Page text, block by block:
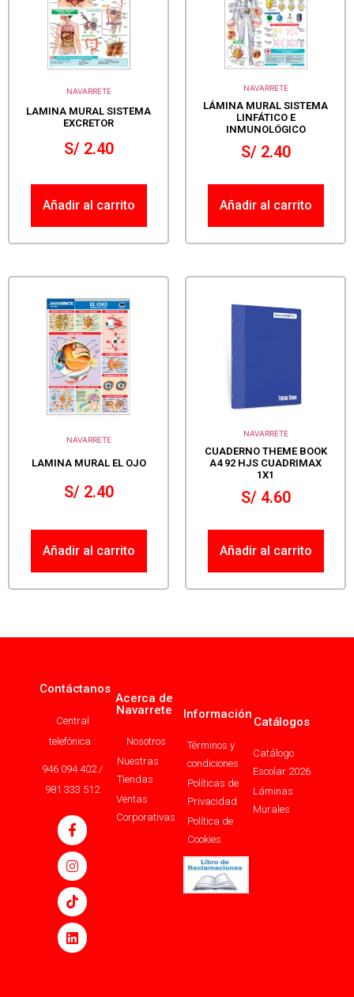
NAVARRETE
LAMINA MURAL SISTEMA
EXCRETOR
S/2.40
Añadir al carrito
NAVARRETE
LÁMINA MURAL SISTEMA
LINFÁTICO E
INMUNOLÓGICO
S/2.40
Añadir al carrito
NAVARRETE
LAMINA MURAL EL OJO
S/2.40
Añadir al carrito
NAVARRETE
CUADERNO THEME BOOK
A4 92 HJS CUADRIMAX
1X1
S/4.60
Añadir al carrito
Contáctanos
Central
telefónica :
946 094 402 /
981 333 512
Acerca de
Navarrete
Nosotros
Nuestras
Tiendas
Ventas
Corporativas
Información
Términos y
condiciones
Políticas de
Privacidad
Política de
Cookies
Catálogos
Catálogo
Escolar 2026
Láminas
Murales